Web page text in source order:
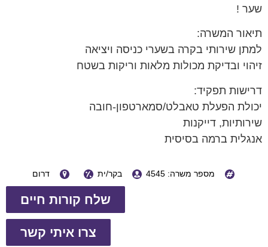
שער !
תיאור המשרה:
למתן שירותי בקרה בשערי כניסה ויציאה
זיהוי ובדיקת מכולות מלאות וריקות בשטח
דרישות תפקיד:
יכולת הפעלת טאבלט/סמארטפון-חובה
שירותיות, דייקנות
אנגלית ברמה בסיסית
מספר משרה: 4545 בקר/ית דרום
שלח קורות חיים
צרו איתי קשר